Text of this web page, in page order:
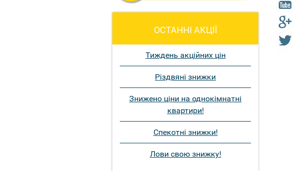
ОСТАННІ АКЦІЇ
Тиждень акційних цін
Різдвяні знижки
Знижено ціни на однокімнатні
квартири!
Спекотні знижки!
Лови свою знижку!